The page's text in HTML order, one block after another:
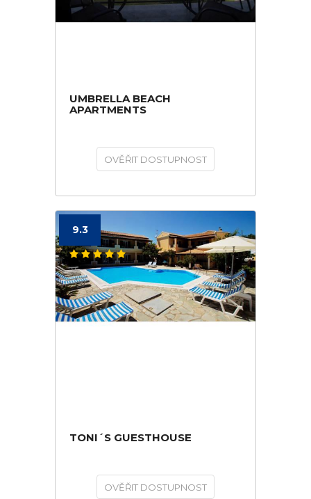
UMBRELLA BEACH
APARTMENTS
OVĚŘIT DOSTUPNOST
9.3
TONI´S GUESTHOUSE
OVĚŘIT DOSTUPNOST